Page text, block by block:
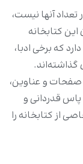
آنها نیست،
کتابخانه
که برخی ادبا،
گذاشته‌اند.
صفحات و عناوین،
قدردانی و
از کتابخانه را